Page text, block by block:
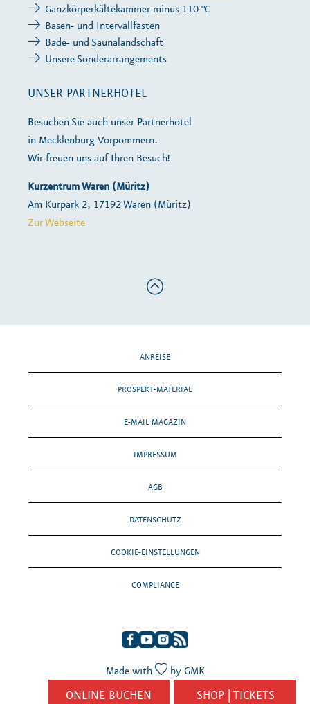
ONLINE BUCHEN SHOP | TICKETS
Ganzkörperkältekammer minus 110 °C
Basen- und Intervallfasten
Bade- und Saunalandschaft
Unsere Sonderarrangements
UNSER PARTNERHOTEL
Besuchen Sie auch unser Partnerhotel
in Mecklenburg-Vorpommern.
Wir freuen uns auf Ihren Besuch!
Kurzentrum Waren (Müritz)
Am Kurpark 2, 17192 Waren (Müritz)
Zur Webseite
ANREISE
PROSPEKT-MATERIAL
E-MAIL MAGAZIN
IMPRESSUM
AGB
DATENSCHUTZ
COOKIE-EINSTELLUNGEN
COMPLIANCE
Made with by GMK